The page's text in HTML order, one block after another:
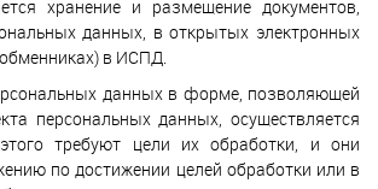
хранение и размещение документов,
данных, в открытых электронных
в ИСПД.
данных в форме, позволяющей
персональных данных, осуществляется
требуют цели их обработки, и они
по достижении целей обработки или в